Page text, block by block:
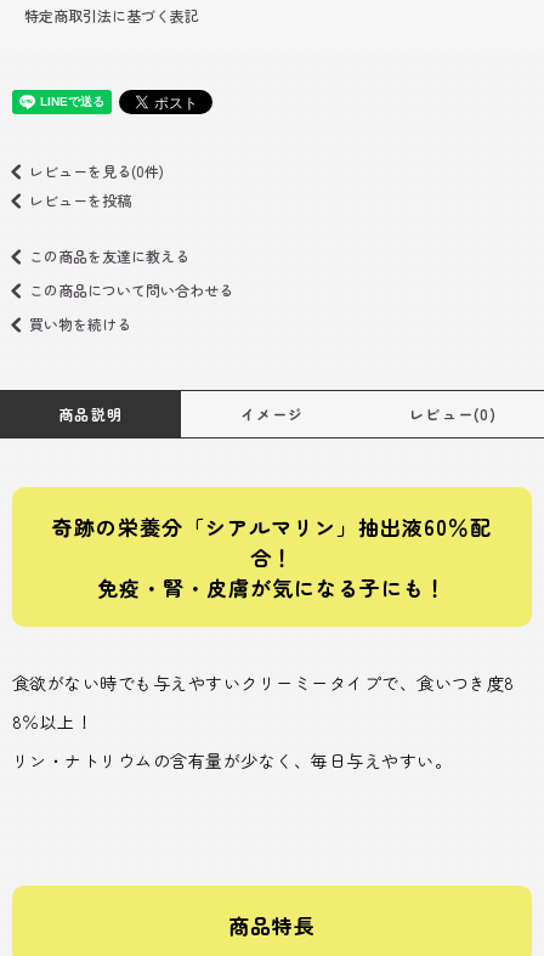
特定商取引法に基づく表記
レビューを見る(0件)
レビューを投稿
この商品を友達に教える
この商品について問い合わせる
買い物を続ける
商品説明 イメージ レビュー(0)
奇跡の栄養分「シアルマリン」抽出液60％配
合！
免疫・腎・皮膚が気になる子にも！
食欲がない時でも与えやすいクリーミータイプで、食いつき度8
8％以上！
リン・ナトリウムの含有量が少なく、毎日与えやすい。
商品特長